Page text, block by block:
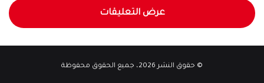
عرض التعليقات
© حقوق النشر 2026، جميع الحقوق محفوظة